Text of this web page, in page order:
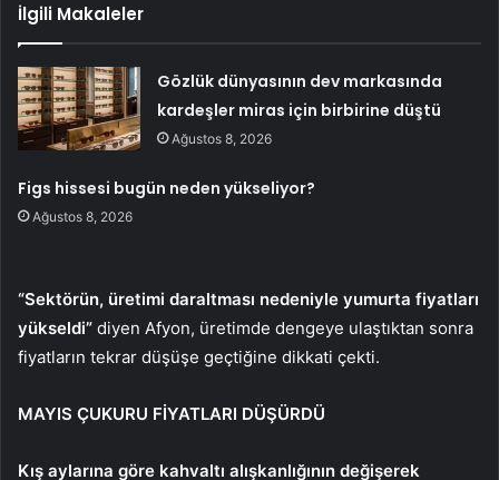
İlgili Makaleler
Gözlük dünyasının dev markasında
kardeşler miras için birbirine düştü
Ağustos 8, 2026
Figs hissesi bugün neden yükseliyor?
Ağustos 8, 2026
“Sektörün, üretimi daraltması nedeniyle yumurta fiyatları
yükseldi” diyen Afyon, üretimde dengeye ulaştıktan sonra
fiyatların tekrar düşüşe geçtiğine dikkati çekti.
MAYIS ÇUKURU FİYATLARI DÜŞÜRDÜ
Kış aylarına göre kahvaltı alışkanlığının değişerek